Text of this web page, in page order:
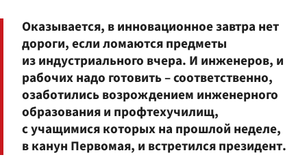
Оказывается, в инновационное завтра нет
дороги, если ломаются предметы
из индустриального вчера. И инженеров, и
рабочих надо готовить – соответственно,
озаботились возрождением инженерного
образования и профтехучилищ,
с учащимися которых на прошлой неделе,
в канун Первомая, и встретился президент.